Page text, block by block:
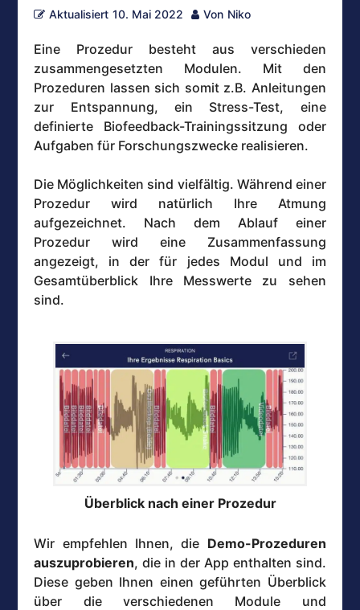
Aktualisiert 10. Mai 2022 Von Niko
Eine Prozedur besteht aus verschieden
zusammengesetzten Modulen. Mit den
Prozeduren lassen sich somit z.B. Anleitungen
zur Entspannung, ein Stress-Test, eine
definierte Biofeedback-Trainingssitzung oder
Aufgaben für Forschungszwecke realisieren.
Die Möglichkeiten sind vielfältig. Während einer
Prozedur wird natürlich Ihre Atmung
aufgezeichnet. Nach dem Ablauf einer
Prozedur wird eine Zusammenfassung
angezeigt, in der für jedes Modul und im
Gesamtüberblick Ihre Messwerte zu sehen
sind.
Überblick nach einer Prozedur
Wir empfehlen Ihnen, die Demo-Prozeduren
auszuprobieren, die in der App enthalten sind.
Diese geben Ihnen einen geführten Überblick
über die verschiedenen Module und